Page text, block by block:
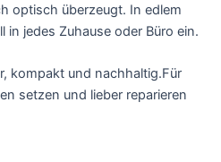
optisch überzeugt. In edlem
jedes Zuhause oder Büro ein.
kompakt und nachhaltig.Für
setzen und lieber reparieren